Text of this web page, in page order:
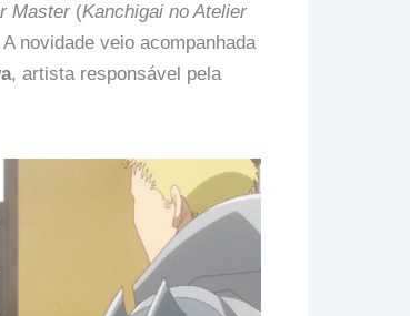
Master(Kanchigai no Atelier
novidade veio acompanhada
, artista responsável pela